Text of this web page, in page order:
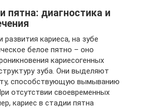
пятна: диагностика и
кариеса, на зубе
белое пятно – оно
кариесогенных
зуба. Они выделяют
способствующую вымыванию
отсутствии своевременных
кариес в стадии пятна